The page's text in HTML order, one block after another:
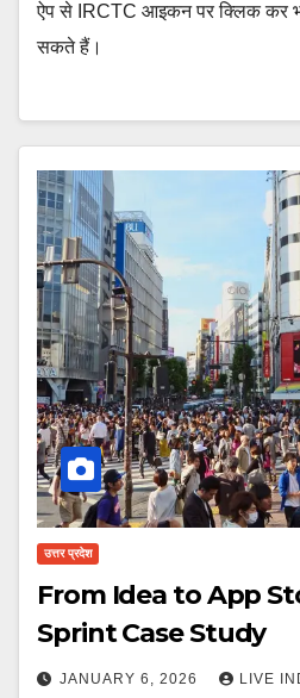
ऐप से IRCTC आइकन पर क्लिक कर
सकते हैं।
उत्तर प्रदेश
From Idea to App
Sprint Case Study
JANUARY 6, 2026 LIVE